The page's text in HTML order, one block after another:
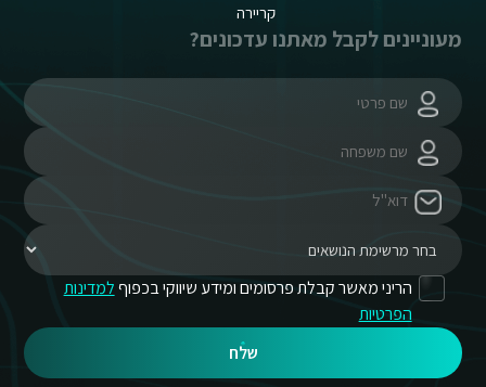
קריירה
מעוניינים לקבל מאתנו עדכונים?
הריני מאשר קבלת פרסומים ומידע שיווקי בכפוףלמדינות
הפרטיות
שלח